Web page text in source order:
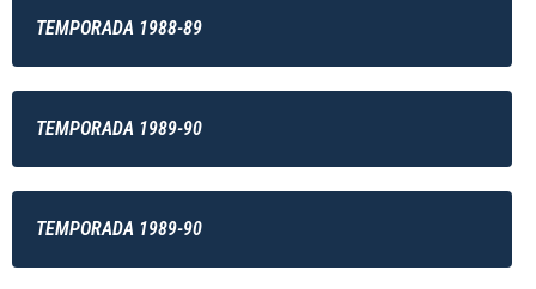
TEMPORADA 1988-89
TEMPORADA 1989-90
TEMPORADA 1989-90